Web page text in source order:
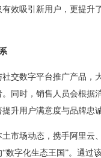
效吸引新用户，更提升
交数字平台推广产品，
同时，销售人员会根据
升用户满意度与品牌忠诚
市场动态，携手阿里云
字化生态王国”。通过